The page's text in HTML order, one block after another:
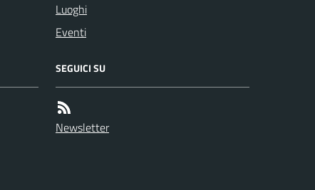
Luoghi
Eventi
SEGUICI SU
Newsletter